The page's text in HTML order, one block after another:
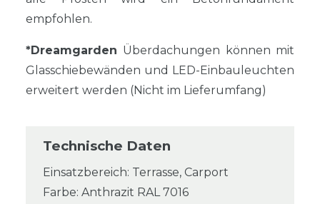
empfohlen.
*Dreamgarden Überdachungen können mit
Glasschiebewänden und LED-Einbauleuchten
erweitert werden (Nicht im Lieferumfang)
Technische Daten
Einsatzbereich: Terrasse, Carport
Farbe: Anthrazit RAL 7016